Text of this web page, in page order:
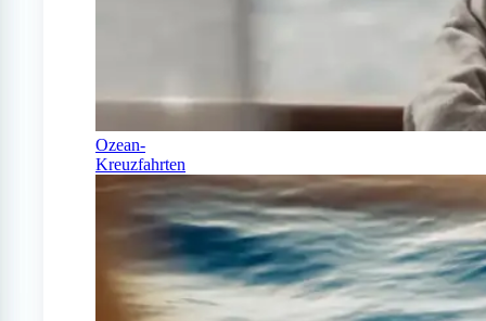
Ozean-
Kreuzfahrten